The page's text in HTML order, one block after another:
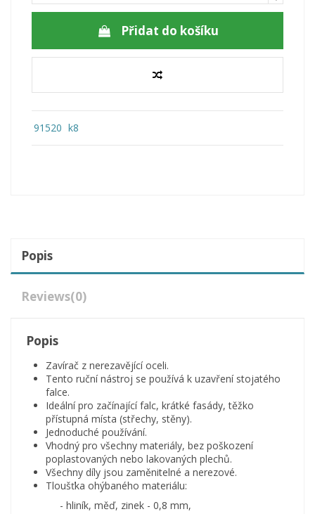
Přidat do košíku
91520 k8
Popis
Reviews(0)
Popis
Zavírač z nerezavějící oceli.
Tento ruční nástroj se používá k uzavření stojatého
falce.
Ideální pro začínající falc, krátké fasády, těžko
přístupná místa (střechy, stěny).
Jednoduché používání.
Vhodný pro všechny materiály, bez poškození
poplastovaných nebo lakovaných plechů.
Všechny díly jsou zaměnitelné a nerezové.
Tloušťka ohýbaného materiálu:
- hliník, měď, zinek - 0,8 mm,